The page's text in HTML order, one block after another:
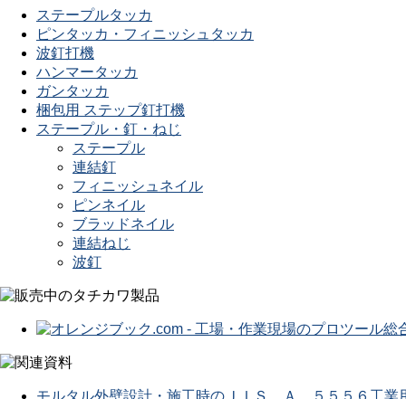
ステープルタッカ
ピンタッカ・フィニッシュタッカ
波釘打機
ハンマータッカ
ガンタッカ
梱包用 ステップ釘打機
ステープル・釘・ねじ
ステープル
連結釘
フィニッシュネイル
ピンネイル
ブラッドネイル
連結ねじ
波釘
モルタル外壁設計・施工時のＪＩＳ Ａ ５５５６工業